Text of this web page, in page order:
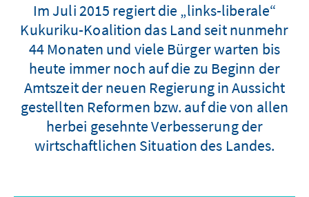
Im Juli 2015 regiert die „links-liberale“
Kukuriku-Koalition das Land seit nunmehr
44 Monaten und viele Bürger warten bis
heute immer noch auf die zu Beginn der
Amtszeit der neuen Regierung in Aussicht
gestellten Reformen bzw. auf die von allen
herbei gesehnte Verbesserung der
wirtschaftlichen Situation des Landes.